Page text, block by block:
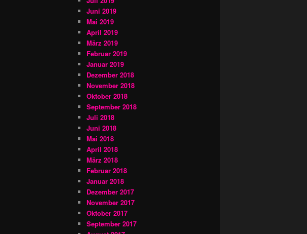
Juni 2019
Mai 2019
April 2019
März 2019
Februar 2019
Januar 2019
Dezember 2018
November 2018
Oktober 2018
September 2018
Juli 2018
Juni 2018
Mai 2018
April 2018
März 2018
Februar 2018
Januar 2018
Dezember 2017
November 2017
Oktober 2017
September 2017